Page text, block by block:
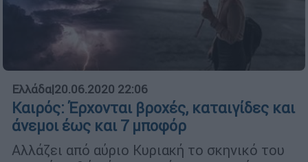
Ελλάδα|20.06.2020 22:06
Καιρός: Έρχονται βροχές, καταιγίδες και
άνεμοι έως και 7 μποφόρ
Aλλάζει από αύριο Κυριακή το σκηνικό του